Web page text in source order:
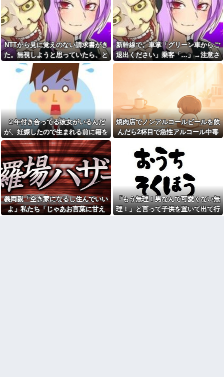
ょ？」私「できますけど？」→
何も知らない前提で話しかけて
くるコトメが止まらず…
彼氏から突然振られた。理由
を聞くと「生ハムチーズクレー
プ食べたから」と言われて…
転勤がなくて家から近くて仕
事も楽そうだけど一人暮らしす
るチャンスを逃してずっと実家
暮らしになりそう
彼女「他の男性に誘われちゃ
った」俺「それ言って何がした
いの？」→何度も試されるたび
気持ちが冷めていって…
【後編】俺の娘の結婚が破談
に。だが彼氏は「2000万の土
地」を購入。こじれた二人は想
像以上の修羅場に
NTTから見に覚えのない請求
書がきた。無視しようと思って
いたら、とんでもない事実が判
明して…
【悲報】Z世代「なんでセルフ
レジなのに自分で商品通さない
といけないんだ」
祭りって謎だよな、誰が神輿
担いでるの？屋台出店してる奴
【衝撃画像】有名セクシー女
優さん、整形手術に大失敗して
撮影不能に⇒！！
取引先の接待で彼氏が突然
「ミスタァァアァァァァアアア
アァァ、ムンラァァァイ！」
切迫流産で自宅安静の私…な
のに義弟が「シャワー貸して」
「泊めて」と嫌がらせレベルの
【正論】今の20代「タモリっ
ておもしろくないじゃん。笑っ
たことないんだけど、なにがす
ごいの？」他
彼女と同棲初めたら家に物が5
倍くらい増えてストレスヤバ
けど全部埋めやがった
【悲報】警察に射殺された包
丁男、直前に母を亡くし精神的
ショックを受けていたと判明
里帰り出産した嫁が実家から
帰ってこないので離婚要求。す
ると義父がブチギレた
旦那の同僚女が旦那の元カ
ノ。なのにしょっちゅうペアで
NTTから見に覚えのない請求書がき
た。無視しようと思っていたら、と
んでもない事実が判明して…
新幹線で。車掌「グリーン車からご
退出ください」乗客「…」→注意さ
れても動かない乗客を見ていたら、
その直後まさかの展開に…
２年付き合ってる彼女がいるんだ
が、妊娠したので生まれる前に籍を
入れたいと言われた。俺は種がほぼ
無いはずなのに...
焼肉店でノンアルコールビールを飲
んだら2杯目で急性アルコール中毒
き込む騒ぎに…
義両親「空き家になるし住んでいい
よ」私たち「じゃあお言葉に甘え
「もう無理！男なんて可愛くない無
理！」と言って子供を置いて出て行